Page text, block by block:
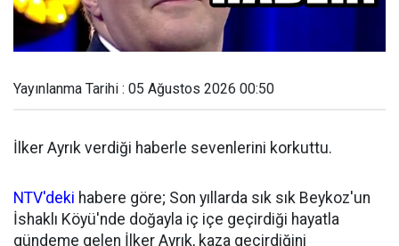
Yayınlanma Tarihi : 05 Ağustos 2026 00:50
İlker Ayrık verdiği haberle sevenlerini korkuttu.
NTV'deki habere göre; Son yıllarda sık sık Beykoz'un
İshaklı Köyü'nde doğayla iç içe geçirdiği hayatla
gündeme gelen İlker Ayrık, kaza geçirdiğini